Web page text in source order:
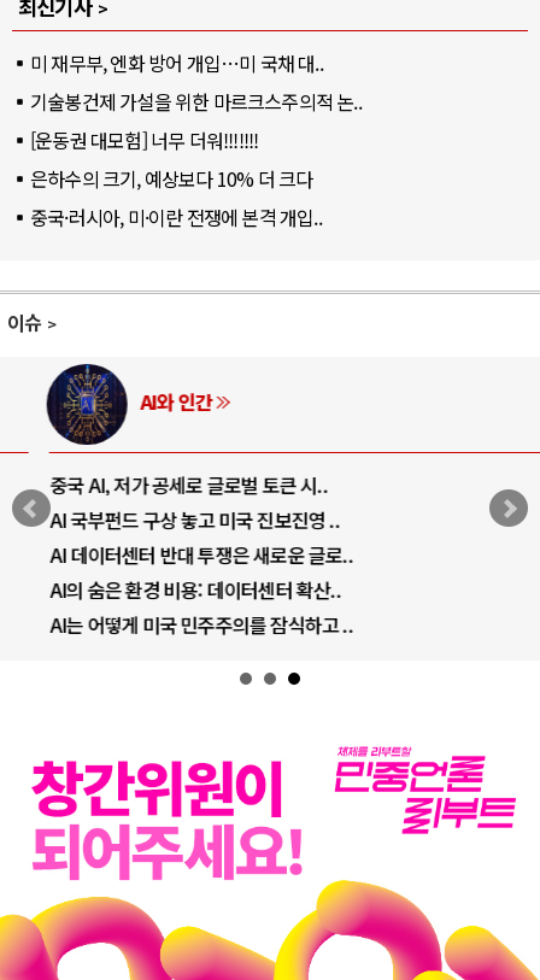
최신기사
미 재무부, 엔화 방어 개입…미 국채 대..
기술봉건제 가설을 위한 마르크스주의적 논..
[운동권 대모험] 너무 더워!!!!!!!
은하수의 크기, 예상보다 10% 더 크다
중국·러시아, 미·이란 전쟁에 본격 개입..
이슈
AI와 인간
중국 AI, 저가 공세로 글로벌 토큰 시..
AI 국부펀드 구상 놓고 미국 진보진영 ..
AI 데이터센터 반대 투쟁은 새로운 글로..
AI의 숨은 환경 비용: 데이터센터 확산..
AI는 어떻게 미국 민주주의를 잠식하고 ..